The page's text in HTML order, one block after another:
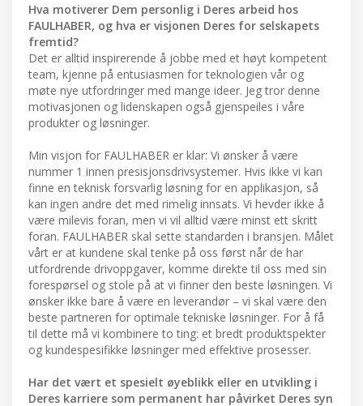
Hva motiverer Dem personlig i Deres arbeid hos
FAULHABER, og hva er visjonen Deres for selskapets
fremtid?
Det er alltid inspirerende å jobbe med et høyt kompetent
team, kjenne på entusiasmen for teknologien vår og
møte nye utfordringer med mange ideer. Jeg tror denne
motivasjonen og lidenskapen også gjenspeiles i våre
produkter og løsninger.
Min visjon for FAULHABER er klar: Vi ønsker å være
nummer 1 innen presisjonsdrivsystemer. Hvis ikke vi kan
finne en teknisk forsvarlig løsning for en applikasjon, så
kan ingen andre det med rimelig innsats. Vi hevder ikke å
være milevis foran, men vi vil alltid være minst ett skritt
foran. FAULHABER skal sette standarden i bransjen. Målet
vårt er at kundene skal tenke på oss først når de har
utfordrende drivoppgaver, komme direkte til oss med sin
forespørsel og stole på at vi finner den beste løsningen. Vi
ønsker ikke bare å være en leverandør – vi skal være den
beste partneren for optimale tekniske løsninger. For å få
til dette må vi kombinere to ting: et bredt produktspekter
og kundespesifikke løsninger med effektive prosesser.
Har det vært et spesielt øyeblikk eller en utvikling i
Deres karriere som permanent har påvirket Deres syn